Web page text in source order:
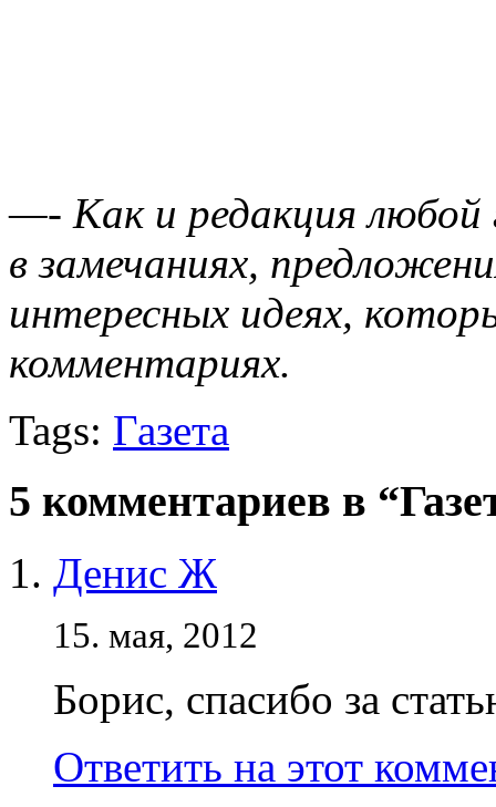
—- Как и редакция
в замечаниях,
интересных идеях,
комментариях.
Tags: Газета
5 комментариев в
Денис Ж
15. мая, 2012
Борис, спасибо за
Ответить на этот